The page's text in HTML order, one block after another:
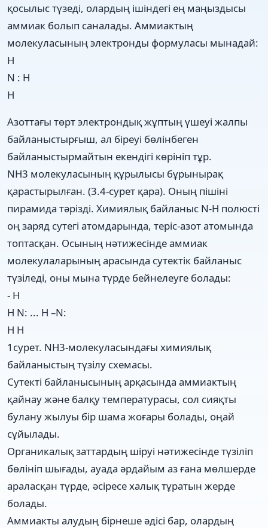
қосылыс түзеді, олардың ішіндегі ең маңыздысы
аммиак болып саналады. Аммиактың
молекуласының электронды формуласы мынадай:
Н
N : H
H
Азоттағы төрт электрондық жұптың үшеуі жалпы
байланыстырғыш, ал біреуі бөлінбеген
байланыстырмайтын екендігі көрініп тұр.
NH3 молекуласының құрылысы бұрынырақ
қарастырылған. (3.4-сурет қара). Оның пішіні
пирамида тәрізді. Химиялық байланыс N-H полюсті
оң заряд сутегі атомдарында, теріс-азот атомында
топтасқан. Осының нәтижесінде аммиак
молекулаларының арасында сутектік байланыс
түзіледі, оны мына түрде бейнелеуге болады:
- H
H N: ... H –N:
H H
1сурет. NH3-молекуласындағы химиялық
байланыстың түзілу схемасы.
Сутекті байланысының арқасында аммиактың
қайнау және балқу температурасы, сол сияқты
булану жылуы бір шама жоғары болады, оңай
сұйылады.
Органикалық заттардың шіруі нәтижесінде түзіліп
бөлініп шығады, ауада әрдайым аз ғана мөлшерде
араласқан түрде, әсіресе халық тұратын жерде
болады.
Аммиакты алудың бірнеше әдісі бар, олардың